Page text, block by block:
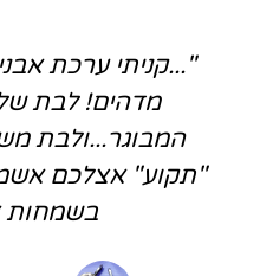
"...קניתי ערכת
מדהים! לבת
המבוגר...ולבת
"תקוע" אצלכם
בשמחות